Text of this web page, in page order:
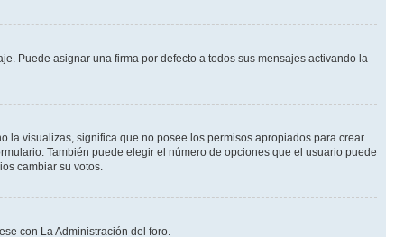
Puede asignar una firma por defecto a todos sus mensajes activando la
la visualizas, significa que no posee los permisos apropiados para crear
También puede elegir el número de opciones que el usuario puede
cambiar su votos.
con La Administración del foro.